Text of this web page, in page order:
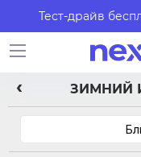
Тест-драйв
ЗИМНИЙ